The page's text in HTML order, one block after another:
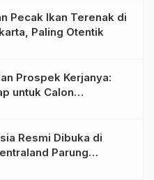
Pecak Ikan Terenak di
Paling Otentik
Prospek Kerjanya:
untuk Calon
Resmi Dibuka di
Parung
Sambal Rempah